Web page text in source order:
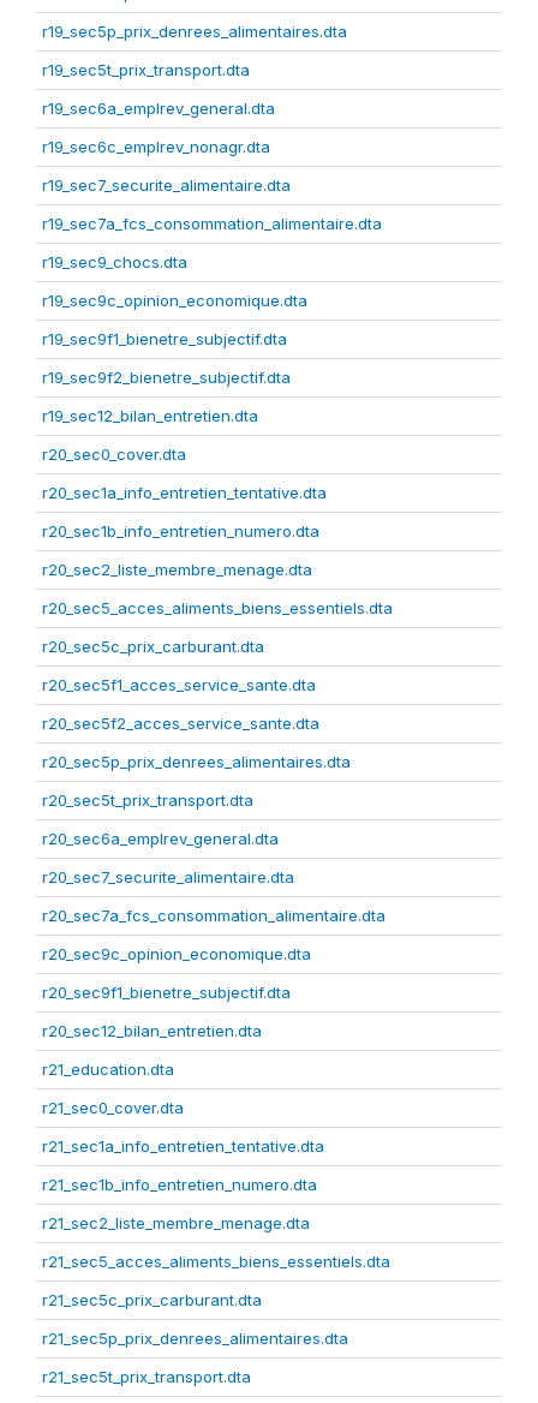
r19_sec5p_prix_denrees_alimentaires.dta
r19_sec5t_prix_transport.dta
r19_sec6a_emplrev_general.dta
r19_sec6c_emplrev_nonagr.dta
r19_sec7_securite_alimentaire.dta
r19_sec7a_fcs_consommation_alimentaire.dta
r19_sec9_chocs.dta
r19_sec9c_opinion_economique.dta
r19_sec9f1_bienetre_subjectif.dta
r19_sec9f2_bienetre_subjectif.dta
r19_sec12_bilan_entretien.dta
r20_sec0_cover.dta
r20_sec1a_info_entretien_tentative.dta
r20_sec1b_info_entretien_numero.dta
r20_sec2_liste_membre_menage.dta
r20_sec5_acces_aliments_biens_essentiels.dta
r20_sec5c_prix_carburant.dta
r20_sec5f1_acces_service_sante.dta
r20_sec5f2_acces_service_sante.dta
r20_sec5p_prix_denrees_alimentaires.dta
r20_sec5t_prix_transport.dta
r20_sec6a_emplrev_general.dta
r20_sec7_securite_alimentaire.dta
r20_sec7a_fcs_consommation_alimentaire.dta
r20_sec9c_opinion_economique.dta
r20_sec9f1_bienetre_subjectif.dta
r20_sec12_bilan_entretien.dta
r21_education.dta
r21_sec0_cover.dta
r21_sec1a_info_entretien_tentative.dta
r21_sec1b_info_entretien_numero.dta
r21_sec2_liste_membre_menage.dta
r21_sec5_acces_aliments_biens_essentiels.dta
r21_sec5c_prix_carburant.dta
r21_sec5p_prix_denrees_alimentaires.dta
r21_sec5t_prix_transport.dta